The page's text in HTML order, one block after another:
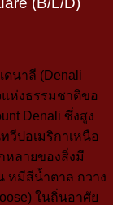
นาลี (Denali
แห่งธรรมชาติขอ
Denali ซึ่งสูง
วีปอเมริกาเหนือ
หลายของสิ่งมี
หมีสีน้ำตาล กวาง
ในถิ่นอาศัย